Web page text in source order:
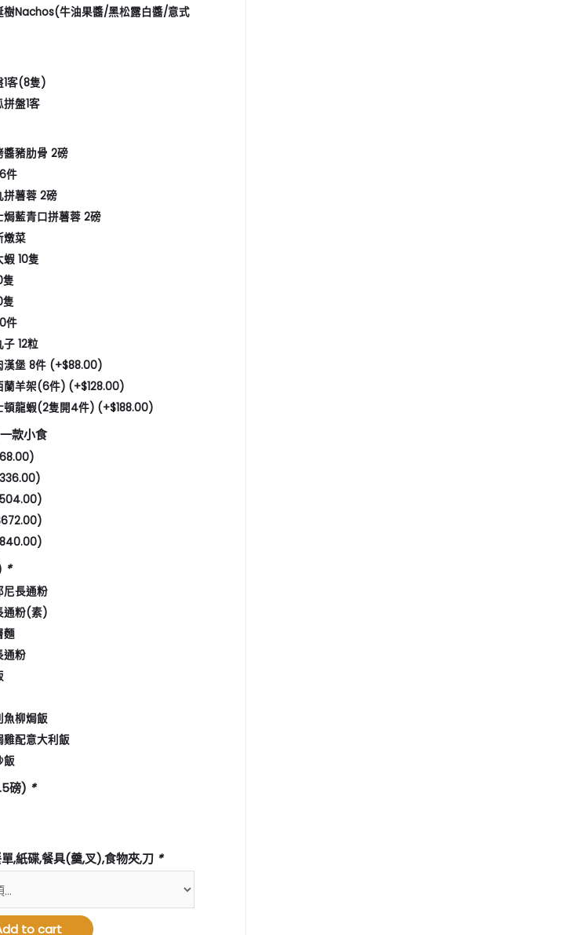
樹Nachos(牛油果醬/黑松露白醬/意式
1客(8隻)
盤1客
醬豬肋骨 2磅
件
拼薯蓉 2磅
焗藍青口拼薯蓉 2磅
燉菜
10隻
隻
隻
件
子 12粒
漢堡 8件 (+$88.00)
蘭羊架(6件) (+$128.00)
頓龍蝦(2隻開4件) (+$188.00)
款小食
)
)
)
672.00)
)
*
尼長通粉
通粉(素)
麵
通粉
魚柳焗飯
配意大利飯
飯
磅) *
,紙碟,餐具(羹,叉),食物夾,刀 *
to cart